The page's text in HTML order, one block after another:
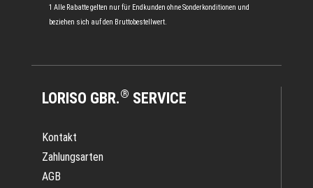
1 Alle Rabatte gelten nur für Endkunden ohne Sonderkonditionen und
beziehen sich auf den Bruttobestellwert.
LORISO GBR.® SERVICE
Kontakt
Zahlungsarten
AGB